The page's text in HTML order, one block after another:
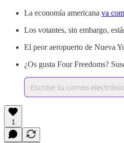
La economía americana va
Los votantes, sin embargo,
El peor aeropuerto de Nueva
¿Os gusta Four Freedoms?
1